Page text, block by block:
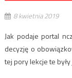
8 kwietnia 2019
Jak podaje portal
decyzję o
tej pory lekcje te